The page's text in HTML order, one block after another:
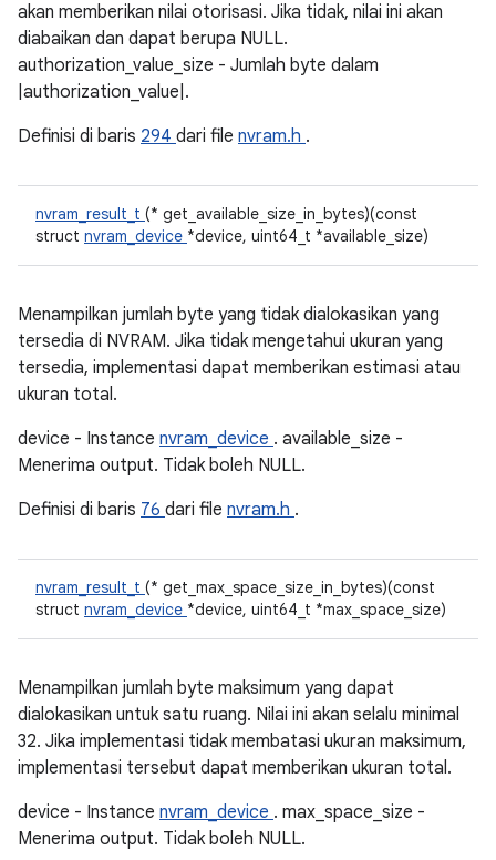
akan memberikan nilai otorisasi. Jika tidak, nilai ini akan
diabaikan dan dapat berupa NULL.
authorization_value_size - Jumlah byte dalam
|authorization_value|.
Definisi di baris 294 dari file nvram.h .
nvram_result_t (* get_available_size_in_bytes)(const
struct nvram_device *device, uint64_t *available_size)
Menampilkan jumlah byte yang tidak dialokasikan yang
tersedia di NVRAM. Jika tidak mengetahui ukuran yang
tersedia, implementasi dapat memberikan estimasi atau
ukuran total.
device - Instance nvram_device . available_size -
Menerima output. Tidak boleh NULL.
Definisi di baris 76 dari file nvram.h .
nvram_result_t (* get_max_space_size_in_bytes)(const
struct nvram_device *device, uint64_t *max_space_size)
Menampilkan jumlah byte maksimum yang dapat
dialokasikan untuk satu ruang. Nilai ini akan selalu minimal
32. Jika implementasi tidak membatasi ukuran maksimum,
implementasi tersebut dapat memberikan ukuran total.
device - Instance nvram_device . max_space_size -
Menerima output. Tidak boleh NULL.